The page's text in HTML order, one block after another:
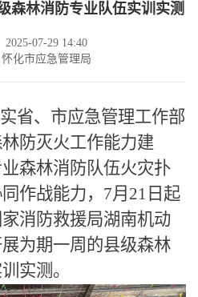
森林消防专业队伍实训实测
2025-07-29 14:40
化市应急管理局
省、市应急管理工作部
防灭火工作能力建
森林消防队伍火灾扑
作战能力， 7月 21 日起
消防救援局湖南机动
为期一周的县级森林
实测。